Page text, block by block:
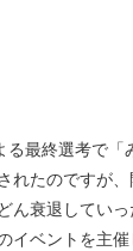
最終選考で
れたのですが
ん衰退してい
イベントを主